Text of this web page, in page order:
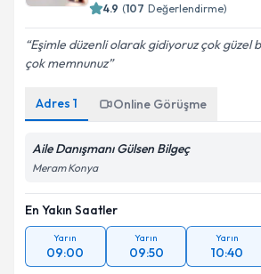
4.9 (107 Değerlendirme)
Eşimle düzenli olarak gidiyoruz çok güzel
çok memnunuz
Adres 1 Online Görüşme
Aile Danışmanı Gülsen Bilgeç
Meram Konya
En Yakın Saatler
Yarın
09:00
Yarın
09:50
Yarın
10:40